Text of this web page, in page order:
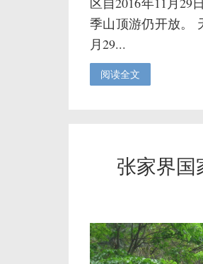
季山顶游仍开放。
月29...
阅读全文
张家界国